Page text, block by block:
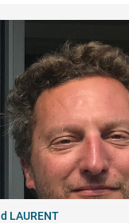
LAURENT